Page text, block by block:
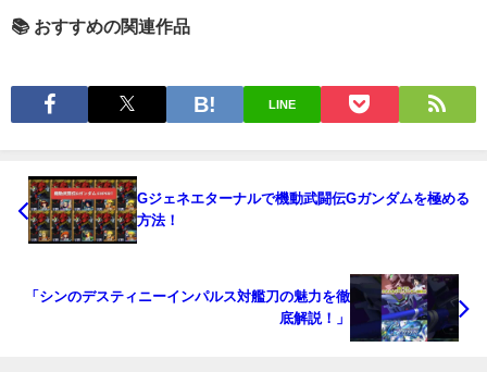
📚 おすすめの関連作品
LINE
Gジェネエターナルで機動武闘伝Gガンダムを極める
方法！
「シンのデスティニーインパルス対艦刀の魅力を徹
底解説！」